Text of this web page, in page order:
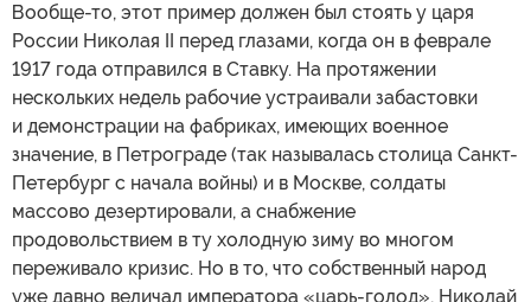
Вообще-то, этот пример должен был стоять у царя
России Николая II перед глазами, когда он в феврале
1917 года отправился в Ставку. На протяжении
нескольких недель рабочие устраивали забастовки
и демонстрации на фабриках, имеющих военное
значение, в Петрограде (так называлась столица Санкт-
Петербург с начала войны) и в Москве, солдаты
массово дезертировали, а снабжение
продовольствием в ту холодную зиму во многом
переживало кризис. Но в то, что собственный народ
уже давно величал императора «царь-голод», Николай